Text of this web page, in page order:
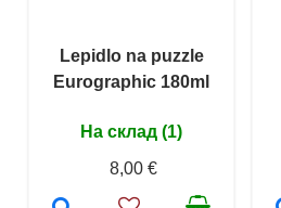
Lepidlo na puzzle
Eurographic 180ml
На склад (1)
8,00 €